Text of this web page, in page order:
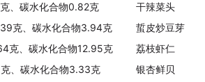
、碳水化合物0.82克 干辣菜头
克、碳水化合物3.94克 蜇皮炒豆芽
克、碳水化合物12.95克 荔枝虾仁
、碳水化合物3.33克 银杏鲜贝